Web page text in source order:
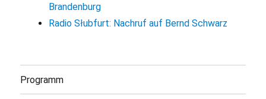
Brandenburg
Radio Słubfurt: Nachruf auf Bernd Schwarz
Programm